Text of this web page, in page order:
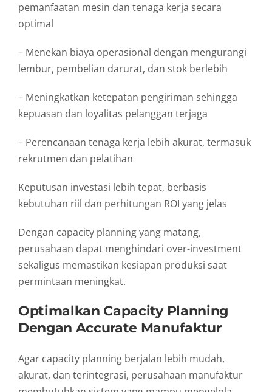
pemanfaatan mesin dan tenaga kerja secara
optimal
– Menekan biaya operasional dengan mengurangi
lembur, pembelian darurat, dan stok berlebih
– Meningkatkan ketepatan pengiriman sehingga
kepuasan dan loyalitas pelanggan terjaga
– Perencanaan tenaga kerja lebih akurat, termasuk
rekrutmen dan pelatihan
Keputusan investasi lebih tepat, berbasis
kebutuhan riil dan perhitungan ROI yang jelas
Dengan capacity planning yang matang,
perusahaan dapat menghindari over-investment
sekaligus memastikan kesiapan produksi saat
permintaan meningkat.
Optimalkan Capacity Planning
Dengan Accurate Manufaktur
Agar capacity planning berjalan lebih mudah,
akurat, dan terintegrasi, perusahaan manufaktur